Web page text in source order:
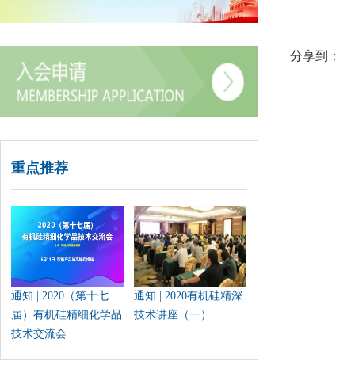
重点推荐
通知 | 2020（第十七
届）有机硅精细化学品
技术交流会
通知 | 2020有机硅精深
技术讲座（一）
分享到：